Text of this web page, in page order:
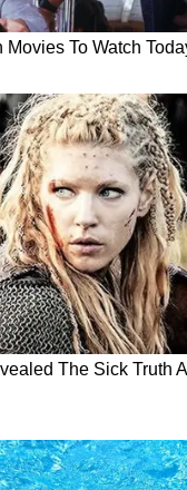
ఉన్న
పై
Europe
వేడికి